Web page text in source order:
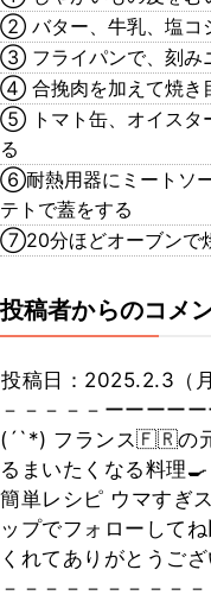
② バター、牛乳、塩コ
③ フライパンで、刻み
④ 合挽肉を加えて焼き
⑤ トマト缶、オイスタ
る
⑥耐熱用器にミートソ
テトで蓋をする
⑦20分ほどオーブンで
投稿者からのコメ
投稿日：2025.2.3（
－－－－－ーーーー
(´`*) フランス🇫🇷の
るまいたくなる料理
簡単レシピ ウマすぎ
ップでフォローして
くれてありがとうご
－－－－－－－－－